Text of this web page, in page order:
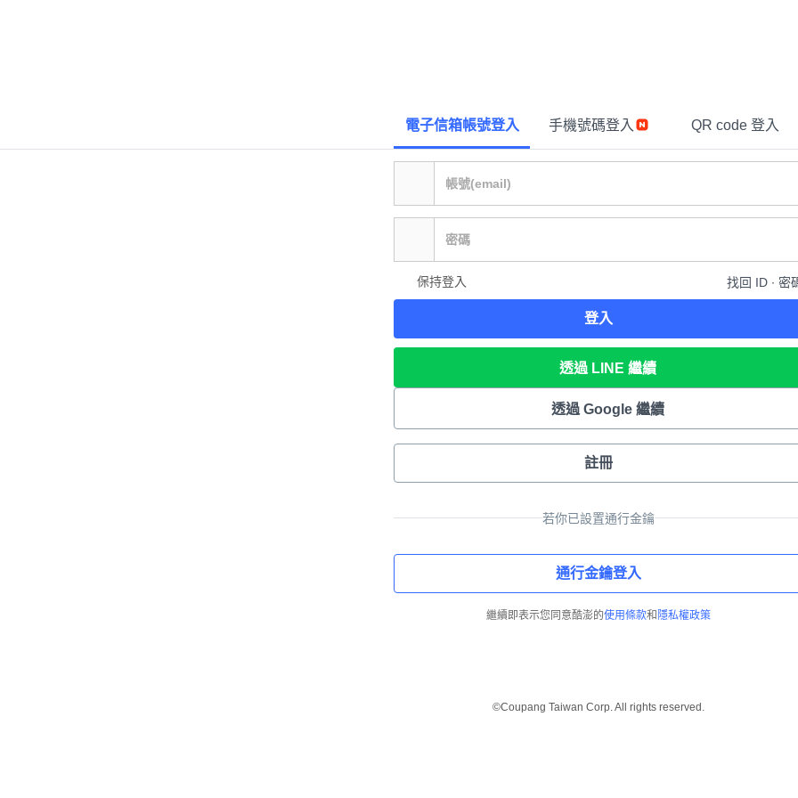
電子信箱帳號登入 手機號碼登入 QR code 登入
保持登入 找回 ID ∙ 密
登入
透過 LINE 繼續
透過 Google 繼續
註冊
若你已設置通行金鑰
通行金鑰登入
繼續即表示您同意酷澎的使用條款和 隱私權政策
©Coupang Taiwan Corp. All rights reserved.